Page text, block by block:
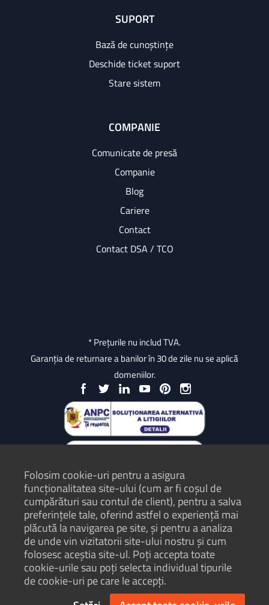
SUPORT
Bază de cunoștințe
Deschide ticket suport
Stare sistem
COMPANIE
Comunicate de presă
Companie
Blog
Cariere
Contact
Contact DSA / TCO
* Prețurile nu includ TVA.
Garanția de returnare a banilor în 30 de zile nu se aplică
domeniilor.
Protecția Consumatorilor - ANPC
Termeni și condiții
Politică de confidențialitate
Hartă site
Folosim cookie-uri pentru a asigura
funcționalitatea site-ului (cum ar fi coșul de
cumpărături sau contul de client), pentru a salva
preferințele tale, oferind astfel o experiență mai
plăcută la navigarea pe site, și pentru a analiza
de unde vin vizitatorii site-ului nostru și cum
folosesc aceștia site-ul. Poți accepta toate
cookie-urile sau poți selecta individual tipurile
de cookie-uri pe care le accepți.